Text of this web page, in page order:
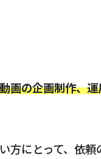
画の企画制作、
方にとって、依頼